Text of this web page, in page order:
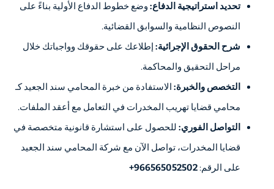
تحديد استراتيجية الدفاع: وضع خطوط الدفاع الأولية بناءً على
النصوص النظامية والسوابق القضائية.
شرح الحقوق الإجرائية: إطلاعك على حقوقك وواجباتك خلال
مراحل التحقيق والمحاكمة.
التخصص والخبرة: الاستفادة من خبرة المحامي سند الجعيد كـ
محامي قضايا تهريب المخدرات في التعامل مع أعقد الملفات.
التواصل الفوري: للحصول على استشارة قانونية متخصصة في
قضايا المخدرات، تواصل الآن مع شركة المحامي سند الجعيد
على الرقم: 966565052502+